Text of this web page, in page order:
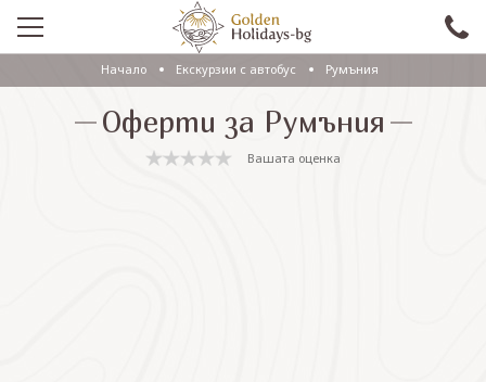
ПРОМО
EКСКУРЗИИ СЪС САМОЛЕТ
Начало Екскурзии с автобус Румъния
Оферти за Румъния
Вашата оценка